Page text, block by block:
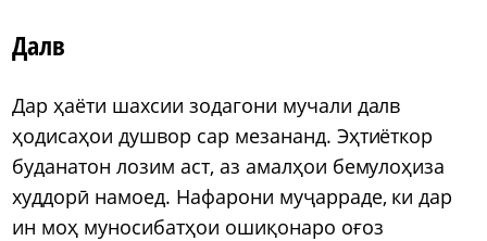
Далв
Дар ҳаёти шахсии зодагони мучали далв
ҳодисаҳои душвор сар мезананд. Эҳтиёткор
буданатон лозим аст, аз амалҳои бемулоҳиза
худдорӣ намоед. Нафарони муҷарраде, ки дар
ин моҳ муносибатҳои ошиқонаро оғоз